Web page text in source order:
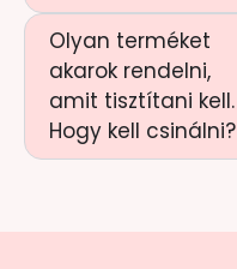
Olyan terméket
akarok rendelni,
amit tisztítani kell.
Hogy kell csinálni?